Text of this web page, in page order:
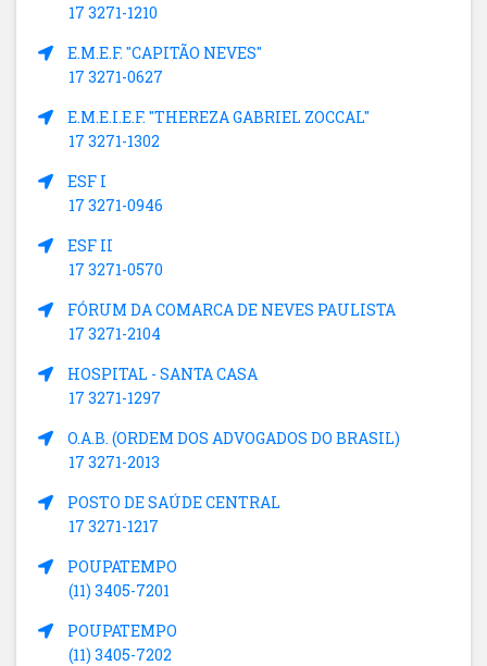
17 3271-1210
E.M.E.F. "CAPITÃO NEVES"
17 3271-0627
E.M.E.I.E.F. "THEREZA GABRIEL ZOCCAL"
17 3271-1302
ESF I
17 3271-0946
ESF II
17 3271-0570
FÓRUM DA COMARCA DE NEVES PAULISTA
17 3271-2104
HOSPITAL - SANTA CASA
17 3271-1297
O.A.B. (ORDEM DOS ADVOGADOS DO BRASIL)
17 3271-2013
POSTO DE SAÚDE CENTRAL
17 3271-1217
POUPATEMPO
(11) 3405-7201
POUPATEMPO
(11) 3405-7202